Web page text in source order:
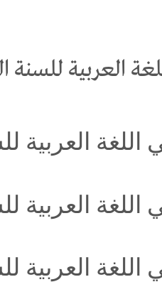
العربية للسنة
اللغة العربية
اللغة العربية
اللغة العربية